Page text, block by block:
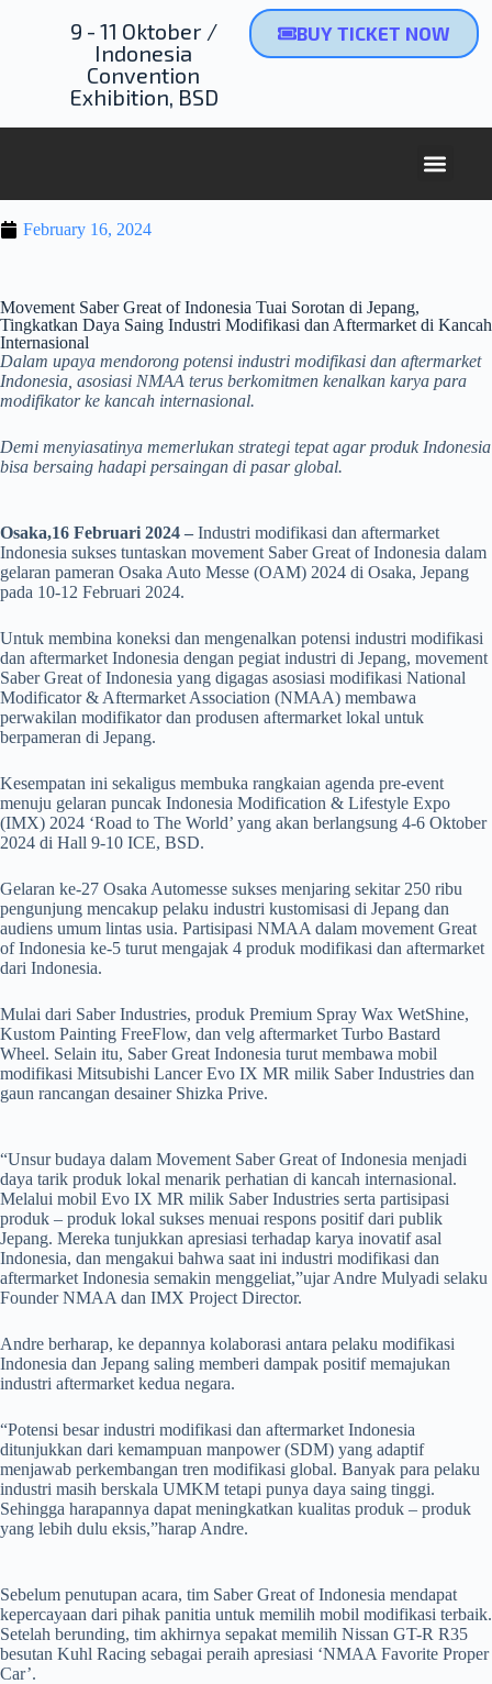
9 - 11 Oktober /
Indonesia
Convention
Exhibition, BSD
BUY TICKET NOW
February 16, 2024
Movement Saber Great of Indonesia Tuai Sorotan di Jepang,
Tingkatkan Daya Saing Industri Modifikasi dan Aftermarket di Kancah
Internasional
Dalam upaya mendorong potensi industri modifikasi dan aftermarket
Indonesia, asosiasi NMAA terus berkomitmen kenalkan karya para
modifikator ke kancah internasional.
Demi menyiasatinya memerlukan strategi tepat agar produk Indonesia
bisa bersaing hadapi persaingan di pasar global.
Osaka,16 Februari 2024 – Industri modifikasi dan aftermarket
Indonesia sukses tuntaskan movement Saber Great of Indonesia dalam
gelaran pameran Osaka Auto Messe (OAM) 2024 di Osaka, Jepang
pada 10-12 Februari 2024.
Untuk membina koneksi dan mengenalkan potensi industri modifikasi
dan aftermarket Indonesia dengan pegiat industri di Jepang, movement
Saber Great of Indonesia yang digagas asosiasi modifikasi National
Modificator & Aftermarket Association (NMAA) membawa
perwakilan modifikator dan produsen aftermarket lokal untuk
berpameran di Jepang.
Kesempatan ini sekaligus membuka rangkaian agenda pre-event
menuju gelaran puncak Indonesia Modification & Lifestyle Expo
(IMX) 2024 ‘Road to The World’ yang akan berlangsung 4-6 Oktober
2024 di Hall 9-10 ICE, BSD.
Gelaran ke-27 Osaka Automesse sukses menjaring sekitar 250 ribu
pengunjung mencakup pelaku industri kustomisasi di Jepang dan
audiens umum lintas usia. Partisipasi NMAA dalam movement Great
of Indonesia ke-5 turut mengajak 4 produk modifikasi dan aftermarket
dari Indonesia.
Mulai dari Saber Industries, produk Premium Spray Wax WetShine,
Kustom Painting FreeFlow, dan velg aftermarket Turbo Bastard
Wheel. Selain itu, Saber Great Indonesia turut membawa mobil
modifikasi Mitsubishi Lancer Evo IX MR milik Saber Industries dan
gaun rancangan desainer Shizka Prive.
“Unsur budaya dalam Movement Saber Great of Indonesia menjadi
daya tarik produk lokal menarik perhatian di kancah internasional.
Melalui mobil Evo IX MR milik Saber Industries serta partisipasi
produk – produk lokal sukses menuai respons positif dari publik
Jepang. Mereka tunjukkan apresiasi terhadap karya inovatif asal
Indonesia, dan mengakui bahwa saat ini industri modifikasi dan
aftermarket Indonesia semakin menggeliat,”ujar Andre Mulyadi selaku
Founder NMAA dan IMX Project Director.
Andre berharap, ke depannya kolaborasi antara pelaku modifikasi
Indonesia dan Jepang saling memberi dampak positif memajukan
industri aftermarket kedua negara.
“Potensi besar industri modifikasi dan aftermarket Indonesia
ditunjukkan dari kemampuan manpower (SDM) yang adaptif
menjawab perkembangan tren modifikasi global. Banyak para pelaku
industri masih berskala UMKM tetapi punya daya saing tinggi.
Sehingga harapannya dapat meningkatkan kualitas produk – produk
yang lebih dulu eksis,”harap Andre.
Sebelum penutupan acara, tim Saber Great of Indonesia mendapat
kepercayaan dari pihak panitia untuk memilih mobil modifikasi terbaik.
Setelah berunding, tim akhirnya sepakat memilih Nissan GT-R R35
besutan Kuhl Racing sebagai peraih apresiasi ‘NMAA Favorite Proper
Car’.